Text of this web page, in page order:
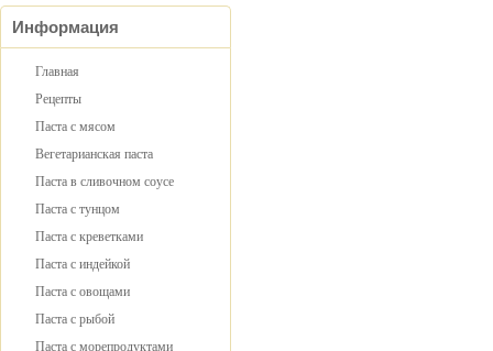
Информация
Главная
Рецепты
Паста с мясом
Вегетарианская паста
Паста в сливочном соусе
Паста с тунцом
Паста с креветками
Паста с индейкой
Паста с овощами
Паста с рыбой
Паста с морепродуктами